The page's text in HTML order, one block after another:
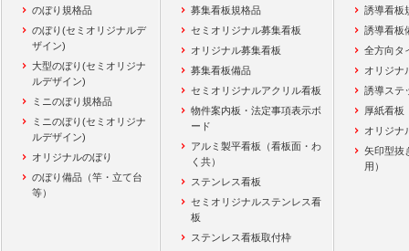
のぼり規格品
のぼり(セミオリジナルデ
ザイン)
大型のぼり(セミオリジナ
ルデザイン)
ミニのぼり規格品
ミニのぼり(セミオリジナ
ルデザイン)
オリジナルのぼり
のぼり備品（竿・立て台
等）
募集看板規格品
セミオリジナル募集看板
オリジナル募集看板
募集看板備品
セミオリジナルアクリル看板
物件案内板・法定事項表示ボ
ード
アルミ製平看板（看板面・わ
く共）
ステンレス看板
セミオリジナルステンレス看
板
ステンレス看板取付枠
誘導看板
誘導看板
全方向タ
オリジナ
誘導ステ
厚紙看板
オリジナ
矢印型抜
用）